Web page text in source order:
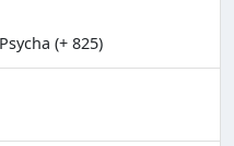
(+ 825)